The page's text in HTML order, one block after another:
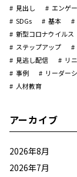
見出し
エンゲ
SDGs
基本
新型コロナウイルス
ステップアップ
見逃し配信
リ
事例
リーダー
人材教育
アーカイブ
2026年8月
2026年7月